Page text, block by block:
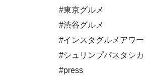
#東京グルメ
#渋谷グルメ
#インスタグルメアワ
#シュリンプパスタシ
#press